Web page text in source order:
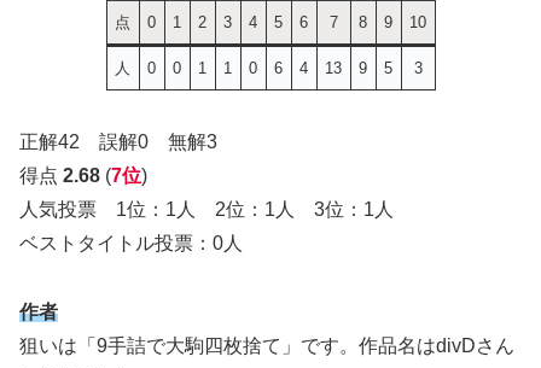
点 0 1 2 3 4 5 6 7 8 9 10
人 0 0 1 1 0 6 4 13 9 5 3
正解42 誤解0 無解3
得点 2.68 (7位)
人気投票 1位：1人 2位：1人 3位：1人
ベストタイトル投票：0人
作者
狙いは「9手詰で大駒四枚捨て」です。作品名はdivDさん